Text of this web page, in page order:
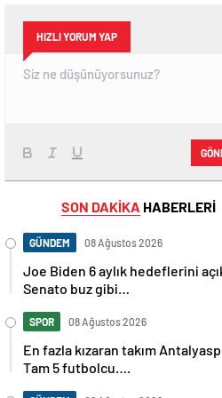
HIZLI YORUM YAP
SON DAKİKA HABERLERİ
GÜNDEM 08 Ağustos 2026
Joe Biden 6 aylık hedeflerini
Senato buz gibi…
SPOR 08 Ağustos 2026
En fazla kızaran takım
Tam 5 futbolcu….